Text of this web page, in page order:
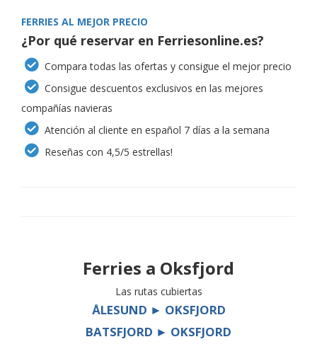
FERRIES AL MEJOR PRECIO
¿Por qué reservar en Ferriesonline.es?
Compara todas las ofertas y consigue el mejor precio
Consigue descuentos exclusivos en las mejores
compañías navieras
Atención al cliente en español 7 días a la semana
Reseñas con 4,5/5 estrellas!
Ferries a Oksfjord
Las rutas cubiertas
ÅLESUND ► OKSFJORD
BATSFJORD ► OKSFJORD